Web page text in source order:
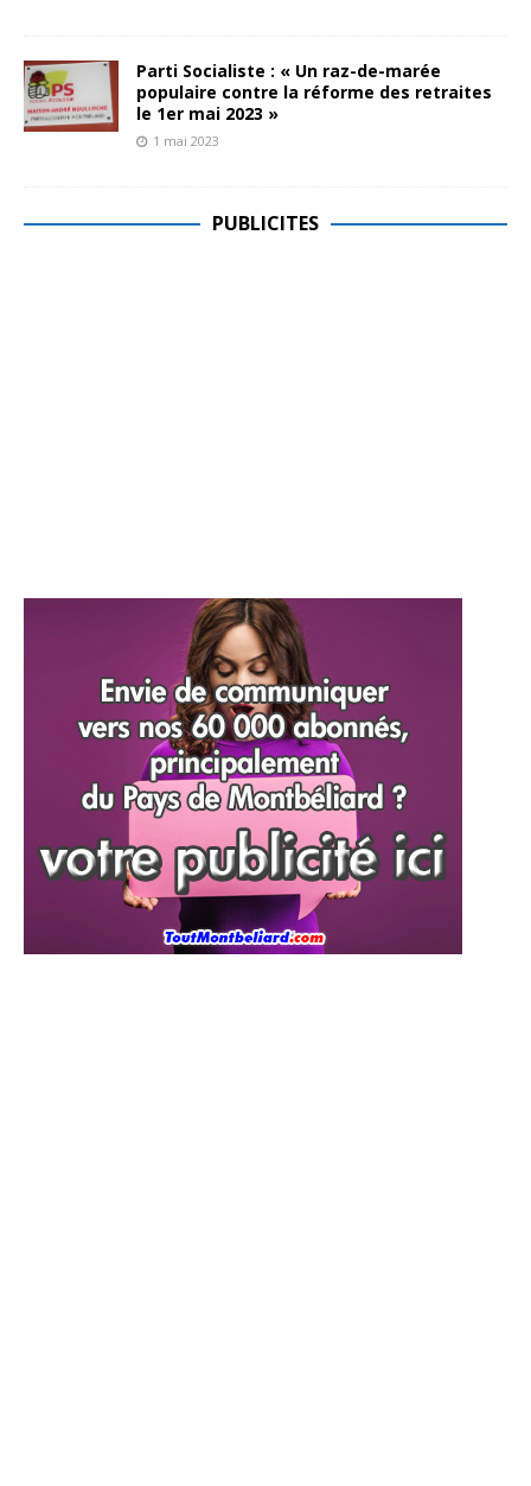
Parti Socialiste : « Un raz-de-marée
populaire contre la réforme des retraites
le 1er mai 2023 »
1 mai 2023
PUBLICITES